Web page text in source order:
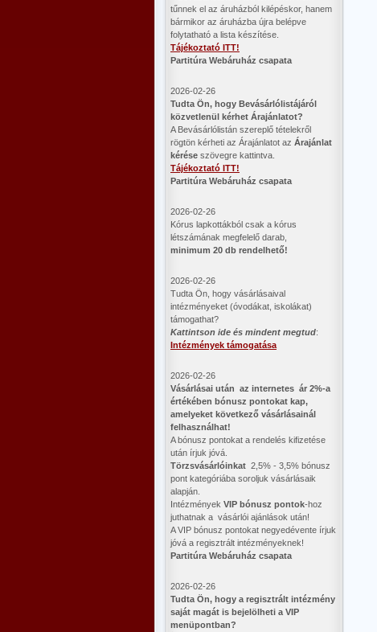
tűnnek el az áruházból kilépéskor, hanem
bármikor az áruházba újra belépve
folytatható a lista készítése.
Tájékoztató ITT!
Partitúra Webáruház csapata
2026-02-26
​Tudta Ön, hogy Bevásárlólistájáról
közvetlenül kérhet Árajánlatot?
A Bevásárlólistán szereplő tételekről
rögtön kérheti az Árajánlatot az Árajánlat
kérése szövegre kattintva.
Tájékoztató ITT!
Partitúra Webáruház csapata
2026-02-26
Kórus lapkottákból csak a kórus
létszámának megfelelő darab,
minimum 20 db rendelhető!
2026-02-26
Tudta Ön, hogy vásárlásaival
intézményeket (óvodákat, iskolákat)
támogathat?
Kattintson ide és mindent megtud:
Intézmények támogatása
2026-02-26
Vásárlásai után az internetes ár 2%-a
értékében bónusz pontokat kap,
amelyeket következő vásárlásainál
felhasználhat!
A bónusz pontokat a rendelés kifizetése
után írjuk jóvá.
Törzsvásárlóinkat 2,5% - 3,5% bónusz
pont kategóriába soroljuk vásárlásaik
alapján.
Intézmények VIP bónusz pontok-hoz
juthatnak a vásárlói ajánlások után!
A VIP bónusz pontokat negyedévente írjuk
jóvá a regisztrált intézményeknek!
Partitúra Webáruház csapata
2026-02-26
​Tudta Ön, hogy a regisztrált intézmény
saját magát is bejelölheti a VIP
menüpontban?